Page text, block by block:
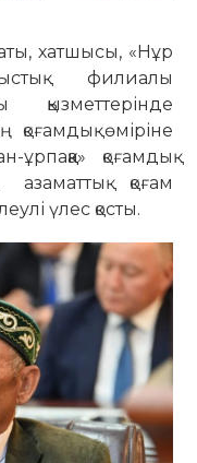
хатшысы, «Нұр
филиалы
қызметтерінде
қоғамдық өміріне
қоғамдық
азаматтық қоғам
үлес қосты.